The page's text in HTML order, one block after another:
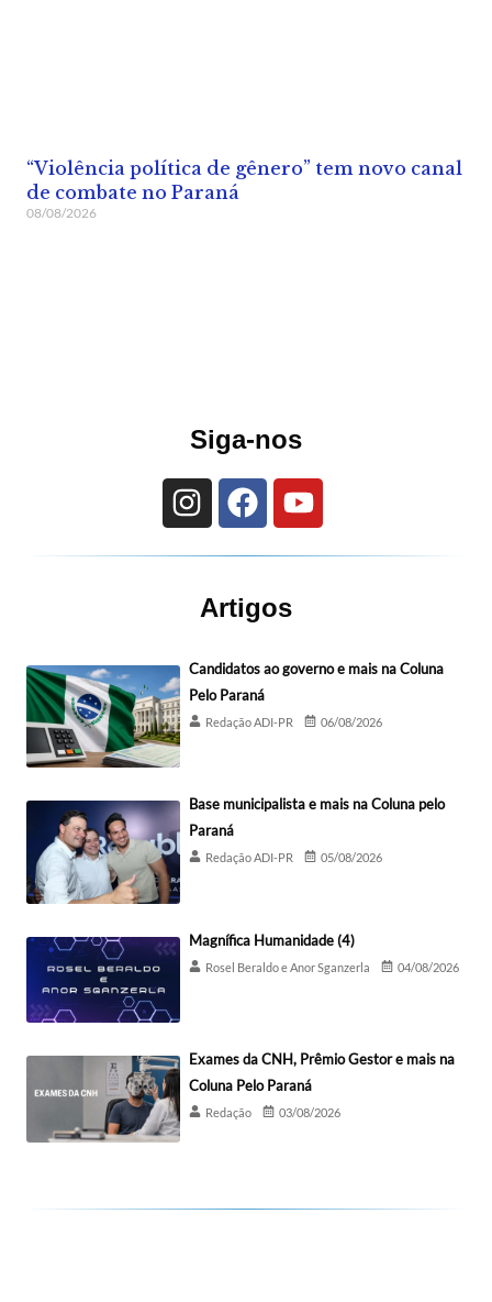
“Violência política de gênero” tem novo canal
de combate no Paraná
08/08/2026
Siga-nos
Artigos
Candidatos ao governo e mais na Coluna
Pelo Paraná
Redação ADI-PR 06/08/2026
Base municipalista e mais na Coluna pelo
Paraná
Redação ADI-PR 05/08/2026
Magnífica Humanidade (4)
Rosel Beraldo e Anor Sganzerla 04/08/2026
Exames da CNH, Prêmio Gestor e mais na
Coluna Pelo Paraná
Redação 03/08/2026